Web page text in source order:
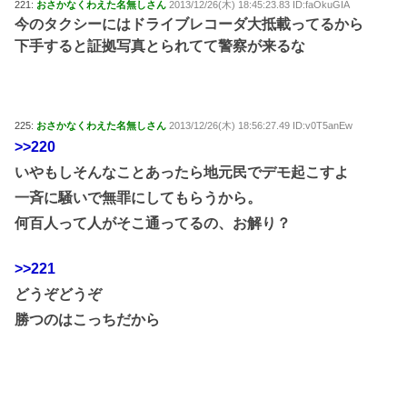
221: おさかなくわえた名無しさん 2013/12/26(木) 18:45:23.83 ID:faOkuGIA
今のタクシーにはドライブレコーダ大抵載ってるから
下手すると証拠写真とられてて警察が来るな
225: おさかなくわえた名無しさん 2013/12/26(木) 18:56:27.49 ID:v0T5anEw
>>220
いやもしそんなことあったら地元民でデモ起こすよ
一斉に騒いで無罪にしてもらうから。
何百人って人がそこ通ってるの、お解り？
>>221
どうぞどうぞ
勝つのはこっちだから